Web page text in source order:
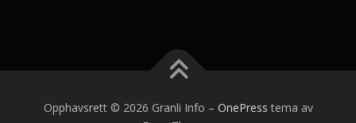
Opphavsrett © 2026 Granli Info – OnePress tema av